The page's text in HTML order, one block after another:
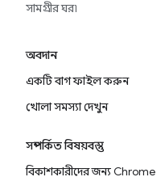
সামগ্রীর ঘর৷
অবদান
একটি বাগ ফাইল করুন
খোলা সমস্যা দেখুন
সম্পর্কিত বিষয়বস্তু
বিকাশকারীদের জন্য Chrome